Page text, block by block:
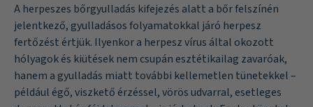
A herpeszes bőrgyulladás kifejezés alatt a bőr felszínén
jelentkező, gyulladásos folyamatokkal járó herpesz
fertőzést értjük. Ilyenkor a herpesz vírus által okozott
hólyagok és kiütések nem csupán esztétikailag zavaróak,
hanem a gyulladás miatt további kellemetlen tünetekkel –
például égő, viszkető érzéssel, vörös udvarral, esetleges